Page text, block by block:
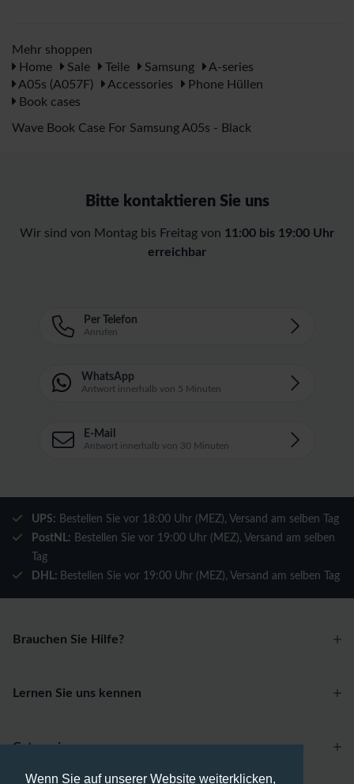
Wenn Sie auf unserer Website weiterklicken,
Mehr shoppen
Home
Sale Teile Samsung
A-series
A05s (A057F)
Accessories
Phone Hüllen
Book cases
Wave Book Case For Samsung A05s - Black
Bitte kontaktieren Sie uns
Wir sind von Montag bis Freitag von 11:00 bis 19:00 Uhr
erreichbar
Per Telefon
Anrufen
WhatsApp
Antwort innerhalb von 5 Minuten
E-Mail
Antwort innerhalb von 30 Minuten
UPS: Bestellen Sie vor 18:00 Uhr (MEZ), Versand am selben Tag
PostNL: Bestellen Sie vor 19:00 Uhr (MEZ), Versand am selben
Tag
DHL: Bestellen Sie vor 19:00 Uhr (MEZ), Versand am selben Tag
Brauchen Sie Hilfe?
Lernen Sie uns kennen
Categories